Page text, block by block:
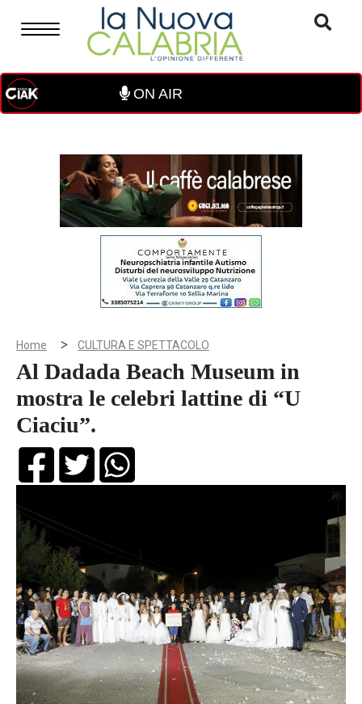
ON AIR
Home > CULTURA E SPETTACOLO
Al Dadada Beach Museum in
mostra le celebri lattine di “U
Ciaciu”.